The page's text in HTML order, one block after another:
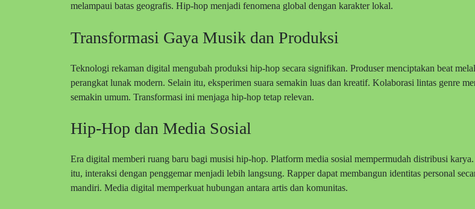
melampaui batas geografis. Hip-hop menjadi fenomena global dengan karakter lokal.
Transformasi Gaya Musik dan Produksi
Teknologi rekaman digital mengubah produksi hip-hop secara signifikan. Produser menciptakan beat
perangkat lunak modern. Selain itu, eksperimen suara semakin luas dan kreatif. Kolaborasi lintas genre
semakin umum. Transformasi ini menjaga hip-hop tetap relevan.
Hip-Hop dan Media Sosial
Era digital memberi ruang baru bagi musisi hip-hop. Platform media sosial mempermudah distribusi
itu, interaksi dengan penggemar menjadi lebih langsung. Rapper dapat membangun identitas personal
mandiri. Media digital memperkuat hubungan antara artis dan komunitas.